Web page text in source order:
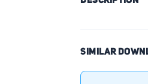
SIMILAR